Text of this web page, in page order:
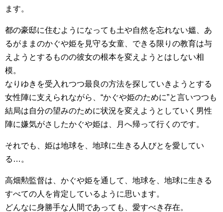
ます。
都の豪邸に住むようになっても土や自然を忘れない媼、あ
るがままのかぐや姫を見守る女童、できる限りの教育は与
えようとするものの彼女の根本を変えようとはしない相
模。
なりゆきを受入れつつ最良の方法を探していきようとする
女性陣に支えられながら、“かぐや姫のために”と言いつつも
結局は自分の望みのために状況を変えようとしていく男性
陣に嫌気がさしたかぐや姫は、月へ帰って行くのです。
それでも、姫は地球を、地球に生きる人びとを愛してい
る…。
高畑勲監督は、かぐや姫を通して、地球を、地球に生きる
すべての人を肯定しているように思います。
どんなに身勝手な人間であっても、愛すべき存在。